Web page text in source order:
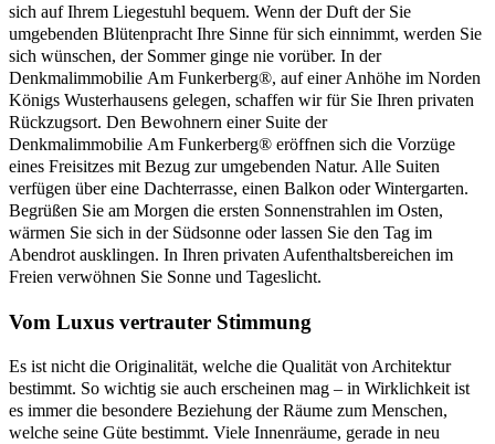
sich auf Ihrem Liegestuhl bequem. Wenn der Duft der Sie
umgebenden Blütenpracht Ihre Sinne für sich einnimmt, werden Sie
sich wünschen, der Sommer ginge nie vorüber. In der
Denkmalimmobilie Am Funkerberg®, auf einer Anhöhe im Norden
Königs Wusterhausens gelegen, schaffen wir für Sie Ihren privaten
Rückzugsort. Den Bewohnern einer Suite der
Denkmalimmobilie Am Funkerberg® eröffnen sich die Vorzüge
eines Freisitzes mit Bezug zur umgebenden Natur. Alle Suiten
verfügen über eine Dachterrasse, einen Balkon oder Wintergarten.
Begrüßen Sie am Morgen die ersten Sonnenstrahlen im Osten,
wärmen Sie sich in der Südsonne oder lassen Sie den Tag im
Abendrot ausklingen. In Ihren privaten Aufenthaltsbereichen im
Freien verwöhnen Sie Sonne und Tageslicht.
Vom Luxus vertrauter Stimmung
Es ist nicht die Originalität, welche die Qualität von Architektur
bestimmt. So wichtig sie auch erscheinen mag – in Wirklichkeit ist
es immer die besondere Beziehung der Räume zum Menschen,
welche seine Güte bestimmt. Viele Innenräume, gerade in neu